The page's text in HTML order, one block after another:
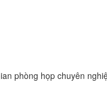
phòng họp chuyên